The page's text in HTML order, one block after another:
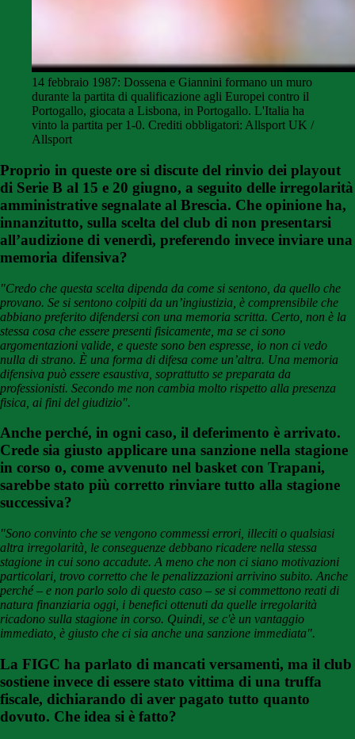
14 febbraio 1987: Dossena e Giannini formano un muro
durante la partita di qualificazione agli Europei contro il
Portogallo, giocata a Lisbona, in Portogallo. L'Italia ha
vinto la partita per 1-0. Crediti obbligatori: Allsport UK /
Allsport
Proprio in queste ore si discute del rinvio dei playout
di Serie B al 15 e 20 giugno, a seguito delle irregolarità
amministrative segnalate al Brescia. Che opinione ha,
innanzitutto, sulla scelta del club di non presentarsi
all’audizione di venerdì, preferendo invece inviare una
memoria difensiva?
"Credo che questa scelta dipenda da come si sentono, da quello che
provano. Se si sentono colpiti da un’ingiustizia, è comprensibile che
abbiano preferito difendersi con una memoria scritta. Certo, non è la
stessa cosa che essere presenti fisicamente, ma se ci sono
argomentazioni valide, e queste sono ben espresse, io non ci vedo
nulla di strano. È una forma di difesa come un’altra. Una memoria
difensiva può essere esaustiva, soprattutto se preparata da
professionisti. Secondo me non cambia molto rispetto alla presenza
fisica, ai fini del giudizio".
Anche perché, in ogni caso, il deferimento è arrivato.
Crede sia giusto applicare una sanzione nella stagione
in corso o, come avvenuto nel basket con Trapani,
sarebbe stato più corretto rinviare tutto alla stagione
successiva?
"Sono convinto che se vengono commessi errori, illeciti o qualsiasi
altra irregolarità, le conseguenze debbano ricadere nella stessa
stagione in cui sono accadute. A meno che non ci siano motivazioni
particolari, trovo corretto che le penalizzazioni arrivino subito. Anche
perché – e non parlo solo di questo caso – se si commettono reati di
natura finanziaria oggi, i benefici ottenuti da quelle irregolarità
ricadono sulla stagione in corso. Quindi, se c'è un vantaggio
immediato, è giusto che ci sia anche una sanzione immediata".
La FIGC ha parlato di mancati versamenti, ma il club
sostiene invece di essere stato vittima di una truffa
fiscale, dichiarando di aver pagato tutto quanto
dovuto. Che idea si è fatto?